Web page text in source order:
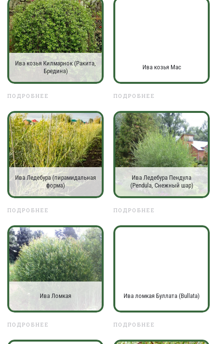
Ива козья Килмарнок (Ракита,
Бредина)
ПОДРОБНЕЕ
Ива козья Мас
ПОДРОБНЕЕ
Ива Ледебура (пирамидальная
форма)
ПОДРОБНЕЕ
Ива Ледебура Пендула
(Pendula, Снежный шар)
ПОДРОБНЕЕ
Ива Ломкая
ПОДРОБНЕЕ
Ива ломкая Буллата (Bullata)
ПОДРОБНЕЕ